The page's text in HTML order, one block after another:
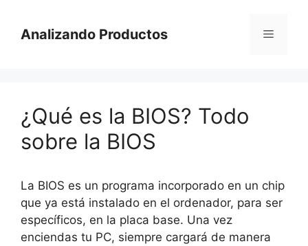
contenido
Analizando Productos Menú
¿Qué es la BIOS? Todo
sobre la BIOS
La BIOS es un programa incorporado en un chip
que ya está instalado en el ordenador, para ser
específicos, en la placa base. Una vez
enciendas tu PC, siempre cargará de manera